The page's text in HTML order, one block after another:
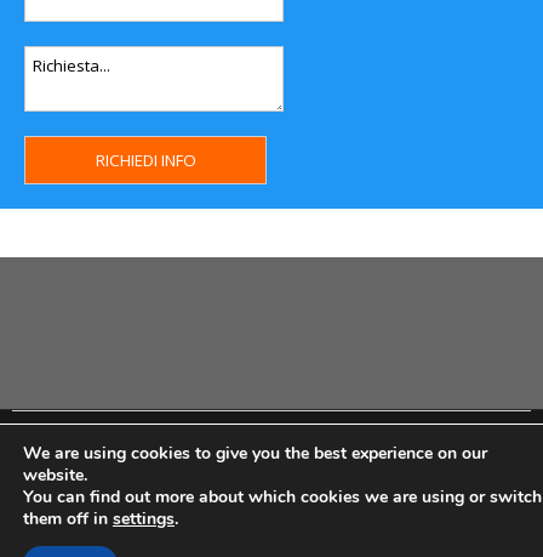
Copyright MHWeb © 2018 - Privacy & GDPR - Cookie Policy -
We are using cookies to give you the best experience on our
website.
You can find out more about which cookies we are using or switch
them off in settings.